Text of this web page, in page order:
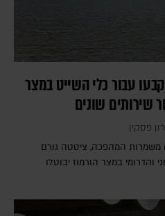
עבור כלי השייט במצר
שירותים שונים
פסקין
משמרות המהפכה, ציטטה גורם
במצר הורמוז יבוטלו